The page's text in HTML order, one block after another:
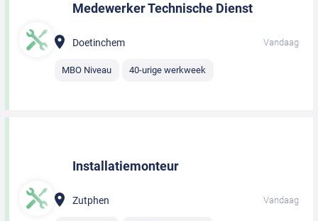
Medewerker Technische Dienst
Doetinchem Vandaag
MBO Niveau 40-urige werkweek
Installatiemonteur
Zutphen Vandaag